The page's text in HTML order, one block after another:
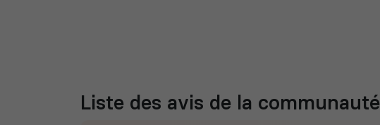
Liste des avis de la communauté